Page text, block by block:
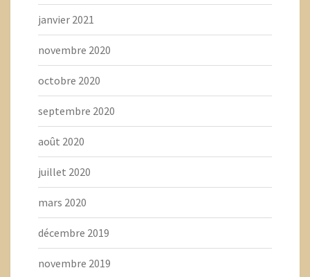
janvier 2021
novembre 2020
octobre 2020
septembre 2020
août 2020
juillet 2020
mars 2020
décembre 2019
novembre 2019